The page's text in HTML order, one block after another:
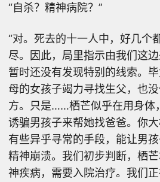
“自杀？精神病院？”
“对。死去的十一人中，好几个
尽。因此，局里指示由我们这边
暂时还没有发现特别的线索。
母的女孩子竭力寻找生父，也
方。只是……栖芒似乎在用身体
诱骗男孩子来帮她找爸爸。你
有些异乎寻常的手段，能让男
精神崩溃。我们初步判断，栖
神疾病，需要入院治疗。我们